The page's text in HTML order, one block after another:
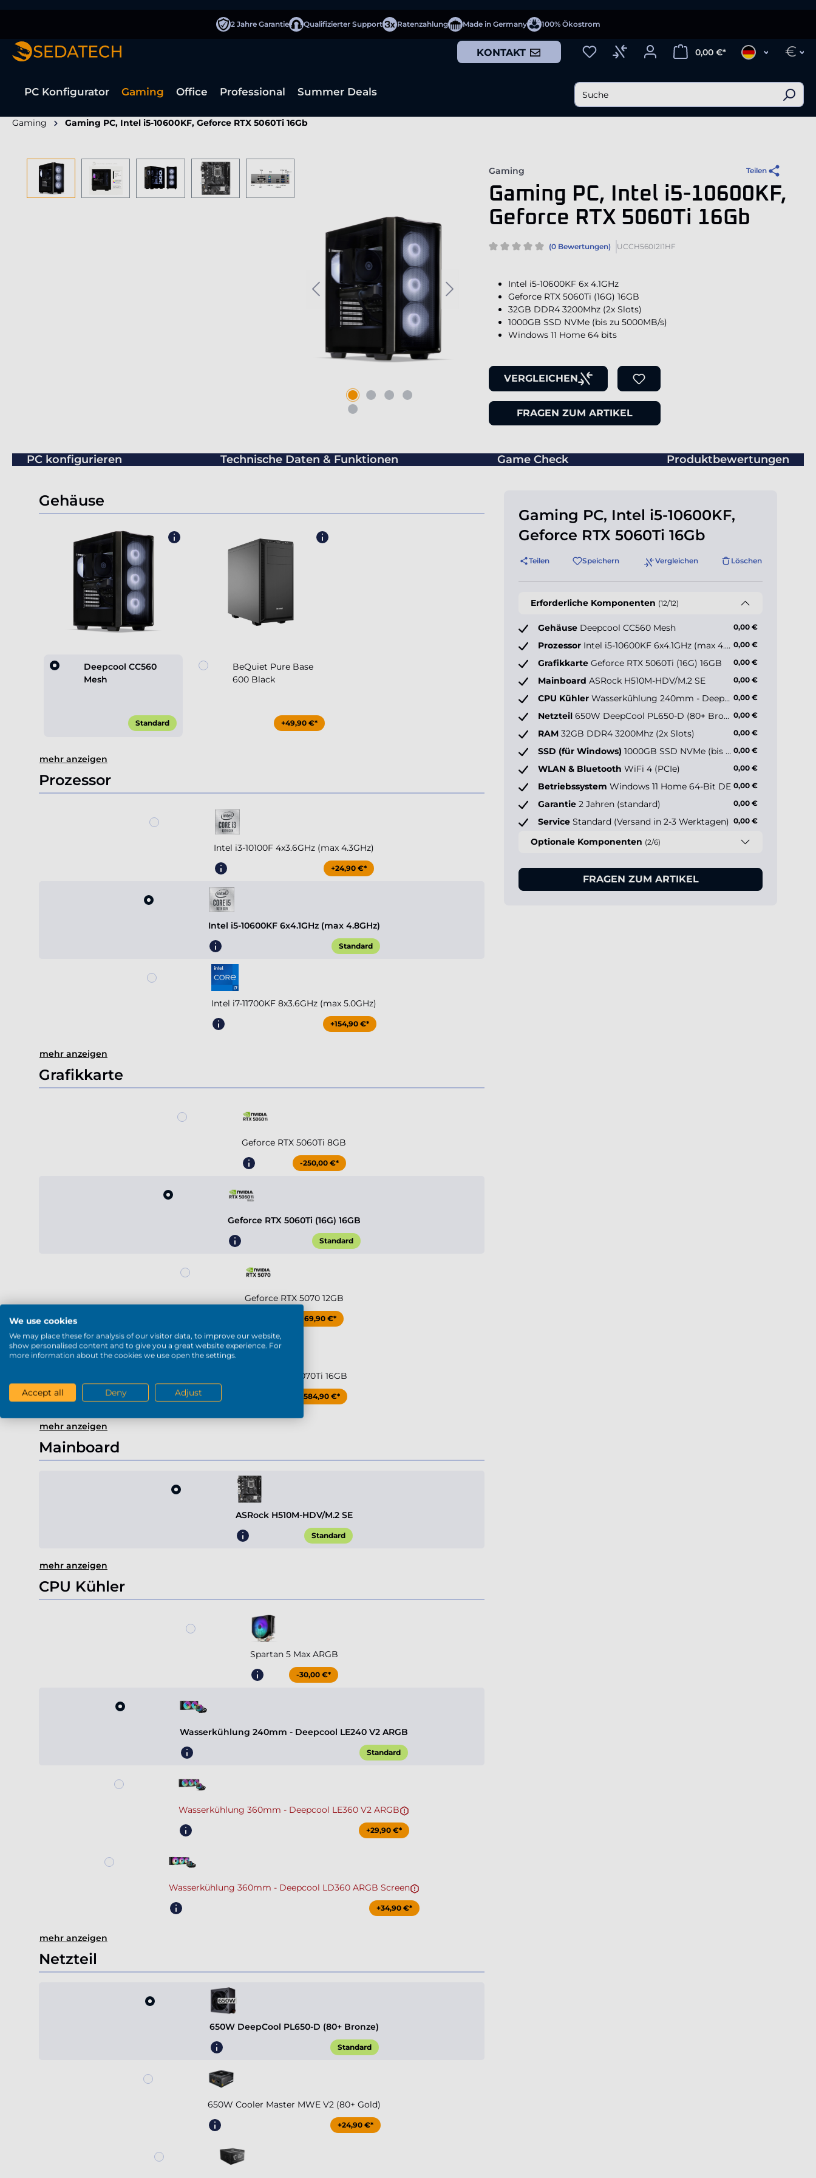
2 Jahre Garantie Qualifizierter Support Ratenzahlung Made in Germany 100% Ökostrom
KONTAKT 0,00 €* €
PC Konfigurator Gaming Office Professional Summer Deals
Gaming Gaming PC, Intel i5-10600KF, Geforce RTX 5060Ti 16Gb
Bildergalerie überspringen
Gaming Teilen
Gaming PC, Intel i5-10600KF,
Geforce RTX 5060Ti 16Gb
(0 Bewertungen) UCCH560I2I1HF
Intel i5-10600KF 6x 4.1GHz
Geforce RTX 5060Ti (16G) 16GB
32GB DDR4 3200Mhz (2x Slots)
1000GB SSD NVMe (bis zu 5000MB/s)
Windows 11 Home 64 bits
VERGLEICHEN
FRAGEN ZUM ARTIKEL
PC konfigurieren Technische Daten & Funktionen Game Check Produktbewertungen
Gehäuse
Deepcool CC560
Mesh
Standard
BeQuiet Pure Base
600 Black
+49,90 €*
1
of
2
mehr anzeigen
Prozessor
Intel i3-10100F 4x3.6GHz (max 4.3GHz)
+24,90 €*
Intel i5-10600KF 6x4.1GHz (max 4.8GHz)
Standard
Intel i7-11700KF 8x3.6GHz (max 5.0GHz)
+154,90 €*
mehr anzeigen
Grafikkarte
Geforce RTX 5060Ti 8GB
-250,00 €*
Geforce RTX 5060Ti (16G) 16GB
Standard
Geforce RTX 5070 12GB
+169,90 €*
Geforce RTX 5070Ti 16GB
+584,90 €*
mehr anzeigen
Mainboard
ASRock H510M-HDV/M.2 SE
Standard
mehr anzeigen
CPU Kühler
Spartan 5 Max ARGB
-30,00 €*
Wasserkühlung 240mm - Deepcool LE240 V2 ARGB
Standard
Wasserkühlung 360mm - Deepcool LE360 V2 ARGB
+29,90 €*
Wasserkühlung 360mm - Deepcool LD360 ARGB Screen
+34,90 €*
mehr anzeigen
Netzteil
650W DeepCool PL650-D (80+ Bronze)
Standard
650W Cooler Master MWE V2 (80+ Gold)
+24,90 €*
Gaming PC, Intel i5-10600KF,
Geforce RTX 5060Ti 16Gb
Teilen Speichern Vergleichen Löschen
Erforderliche Komponenten (12/12)
Gehäuse Deepcool CC560 Mesh 0,00 €
Prozessor Intel i5-10600KF 6x4.1GHz (max 4.8GHz) 0,00 €
Grafikkarte Geforce RTX 5060Ti (16G) 16GB 0,00 €
Mainboard ASRock H510M-HDV/M.2 SE 0,00 €
CPU Kühler Wasserkühlung 240mm - Deepcool LE240 V2 ARGB 0,00 €
Netzteil 650W DeepCool PL650-D (80+ Bronze) 0,00 €
RAM 32GB DDR4 3200Mhz (2x Slots) 0,00 €
SSD (für Windows) 1000GB SSD NVMe (bis zu 5000MB/s) 0,00 €
WLAN & Bluetooth WiFi 4 (PCIe) 0,00 €
Betriebssystem Windows 11 Home 64-Bit DE 0,00 €
Garantie 2 Jahren (standard) 0,00 €
Service Standard (Versand in 2-3 Werktagen) 0,00 €
Optionale Komponenten (2/6)
FRAGEN ZUM ARTIKEL
We use cookies
We may place these for analysis of our visitor data, to improve our website,
show personalised content and to give you a great website experience. For
more information about the cookies we use open the settings.
Accept all Deny Adjust